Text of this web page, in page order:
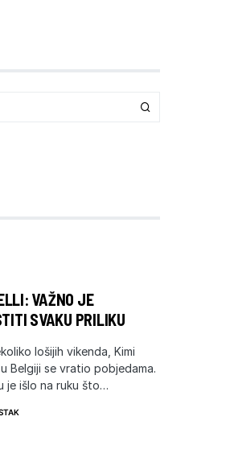
VAŽNO JE
SVAKU PRILIKU
lošijih vikenda, Kimi
Belgiji se vratio pobjedama.
je išlo na ruku što…